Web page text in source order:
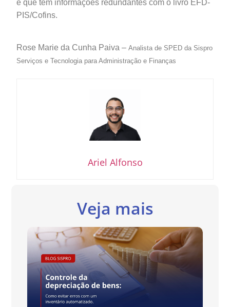
e que tem informações redundantes com o livro EFD-
PIS/Cofins.
Rose Marie da Cunha Paiva – Analista de SPED da Sispro
Serviços e Tecnologia para Administração e Finanças
Ariel Alfonso
Veja mais